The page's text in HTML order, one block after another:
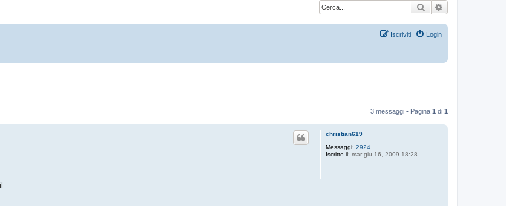
Cerca
Login
Iscriviti
3 messaggi • Pagina 1 di 1
christian619
Messaggi: 2924
Iscritto il: mar giu 16, 2009 18:28